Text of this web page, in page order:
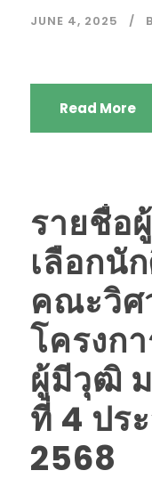
JUNE 4, 2025
Read More
รายชื่อ
เลือกนั
คณะวิศ
โครงก
ผู้มีวุฒิ
ที่ 4 ปร
2568